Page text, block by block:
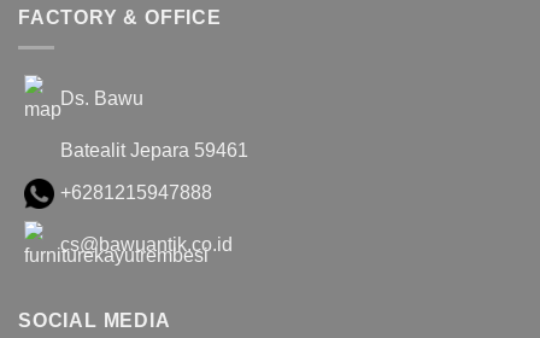
FACTORY & OFFICE
Ds. Bawu
Batealit Jepara 59461
+6281215947888
cs@bawuantik.co.id
SOCIAL MEDIA